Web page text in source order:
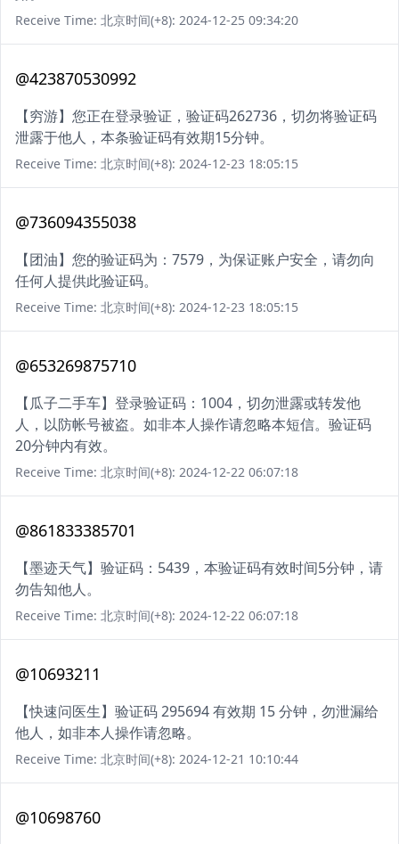
Receive Time: 北京时间(+8): 2024-12-25 09:34:20
@423870530992
【穷游】您正在登录验证，验证码262736，切勿将验证码
泄露于他人，本条验证码有效期15分钟。
Receive Time: 北京时间(+8): 2024-12-23 18:05:15
@736094355038
【团油】您的验证码为：7579，为保证账户安全，请勿向
任何人提供此验证码。
Receive Time: 北京时间(+8): 2024-12-23 18:05:15
@653269875710
【瓜子二手车】登录验证码：1004，切勿泄露或转发他
人，以防帐号被盗。如非本人操作请忽略本短信。验证码
20分钟内有效。
Receive Time: 北京时间(+8): 2024-12-22 06:07:18
@861833385701
【墨迹天气】验证码：5439，本验证码有效时间5分钟，请
勿告知他人。
Receive Time: 北京时间(+8): 2024-12-22 06:07:18
@10693211
【快速问医生】验证码 295694 有效期 15 分钟，勿泄漏给
他人，如非本人操作请忽略。
Receive Time: 北京时间(+8): 2024-12-21 10:10:44
@10698760